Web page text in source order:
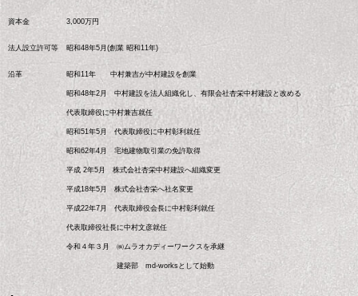
資本金 3,000万円
法人設立許可等 昭和48年5月(創業 昭和11年)
沿革 昭和11年 中村兼吉が中村建設を創業
昭和48年2月 中村建設を法人組織化し、有限会社杏栄中村建設と改める
代表取締役に中村兼吉就任
昭和51年5月 代表取締役に中村彰利就任
昭和62年4月 宅地建物取引業の免許取得
平成 2年5月 株式会社杏栄中村建設へ組織変更
平成18年5月 株式会社杏栄へ社名変更
平成22年7月 代表取締役会長に中村彰利就任
代表取締役社長に中村文彦就任
令和４年３月 ㈱ムラオカディーワークスを承継
建築部 md-worksとして始動